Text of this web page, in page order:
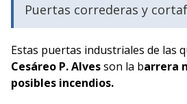
Puertas correderas y
Estas puertas industriales de las
Cesáreo P. Alvesson la barrera
posibles incendios.